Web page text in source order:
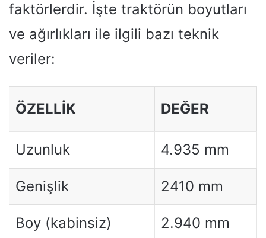
faktörlerdir. İşte traktörün boyutları
ve ağırlıkları ile ilgili bazı teknik
veriler:
ÖZELLIK DEĞER
Uzunluk 4.935 mm
Genişlik 2410 mm
Boy (kabinsiz) 2.940 mm